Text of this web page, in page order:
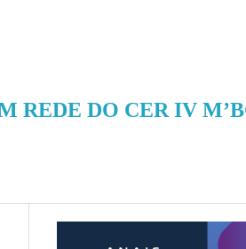
REDE DO CER IV